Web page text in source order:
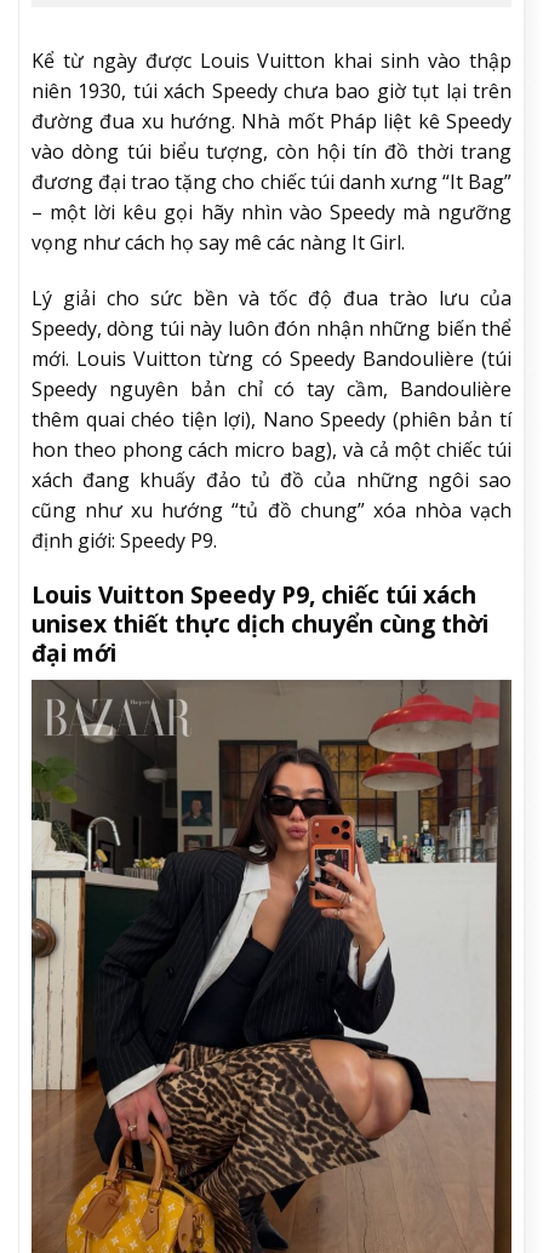
Kể từ ngày được Louis Vuitton khai sinh vào thập
niên 1930, túi xách Speedy chưa bao giờ tụt lại trên
đường đua xu hướng. Nhà mốt Pháp liệt kê Speedy
vào dòng túi biểu tượng, còn hội tín đồ thời trang
đương đại trao tặng cho chiếc túi danh xưng “It Bag”
– một lời kêu gọi hãy nhìn vào Speedy mà ngưỡng
vọng như cách họ say mê các nàng It Girl.
Lý giải cho sức bền và tốc độ đua trào lưu của
Speedy, dòng túi này luôn đón nhận những biến thể
mới. Louis Vuitton từng có Speedy Bandoulière (túi
Speedy nguyên bản chỉ có tay cầm, Bandoulière
thêm quai chéo tiện lợi), Nano Speedy (phiên bản tí
hon theo phong cách micro bag), và cả một chiếc túi
xách đang khuấy đảo tủ đồ của những ngôi sao
cũng như xu hướng “tủ đồ chung” xóa nhòa vạch
định giới: Speedy P9.
Louis Vuitton Speedy P9, chiếc túi xách
unisex thiết thực dịch chuyển cùng thời
đại mới